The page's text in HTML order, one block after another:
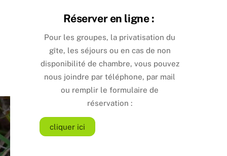
Réserver en ligne :
Pour les groupes, la privatisation du
gîte, les séjours ou en cas de non
disponibilité de chambre, vous pouvez
nous joindre par téléphone, par mail
ou remplir le formulaire de
réservation :
cliquer ici